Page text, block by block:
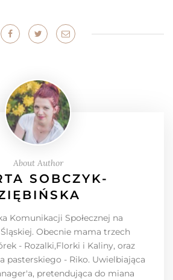
About Author
SOBCZYK-
Komunikacji Społecznej na
Obecnie mama trzech
- Rozalki,Florki i Kaliny, oraz
pasterskiego - Riko. Uwielbiająca
pretendująca do miana